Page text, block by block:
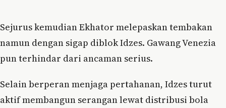
Sejurus kemudian Ekhator melepaskan tembakan
namun dengan sigap diblok Idzes. Gawang Venezia
pun terhindar dari ancaman serius.
Selain berperan menjaga pertahanan, Idzes turut
aktif membangun serangan lewat distribusi bola